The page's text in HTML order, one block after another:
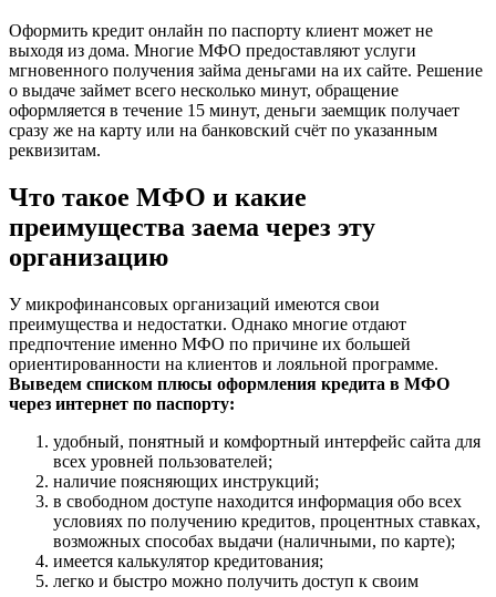
Оформить кредит онлайн по паспорту клиент может не
выходя из дома. Многие МФО предоставляют услуги
мгновенного получения займа деньгами на их сайте. Решение
о выдаче займет всего несколько минут, обращение
оформляется в течение 15 минут, деньги заемщик получает
сразу же на карту или на банковский счёт по указанным
реквизитам.
Что такое МФО и какие
преимущества заема через эту
организацию
У микрофинансовых организаций имеются свои
преимущества и недостатки. Однако многие отдают
предпочтение именно МФО по причине их большей
ориентированности на клиентов и лояльной программе.
Выведем списком плюсы оформления кредита в МФО
через интернет по паспорту:
удобный, понятный и комфортный интерфейс сайта для
всех уровней пользователей;
наличие поясняющих инструкций;
в свободном доступе находится информация обо всех
условиях по получению кредитов, процентных ставках,
возможных способах выдачи (наличными, по карте);
имеется калькулятор кредитования;
легко и быстро можно получить доступ к своим